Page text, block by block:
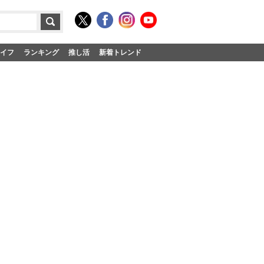
フ ランキング 推し活 新着トレンド